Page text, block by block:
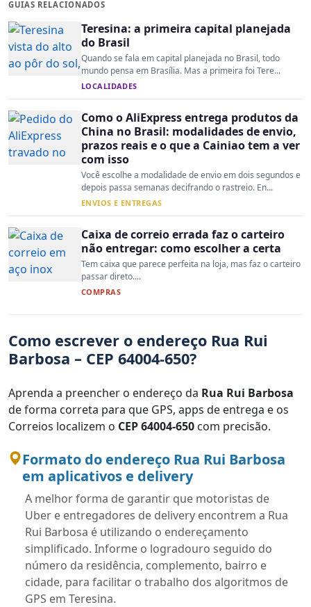
GUIAS RELACIONADOS
Teresina: a primeira capital planejada
do Brasil
Quando se fala em capital planejada no Brasil, todo
mundo pensa em Brasília. Mas a primeira foi Tere...
LOCALIDADES
Como o AliExpress entrega produtos da
China no Brasil: modalidades de envio,
prazos reais e o que a Cainiao tem a ver
com isso
Você escolhe a modalidade de envio em dois segundos e
depois passa semanas decifrando o rastreio. En...
ENVIOS E ENTREGAS
Caixa de correio errada faz o carteiro
não entregar: como escolher a certa
Tem caixa que parece perfeita na loja, mas faz o carteiro
passar direto....
COMPRAS
Como escrever o endereço Rua Rui
Barbosa – CEP 64004-650?
Aprenda a preencher o endereço da Rua Rui Barbosa
de forma correta para que GPS, apps de entrega e os
Correios localizem o CEP 64004-650 com precisão.
Formato do endereço Rua Rui Barbosa
em aplicativos e delivery
A melhor forma de garantir que motoristas de
Uber e entregadores de delivery encontrem a Rua
Rui Barbosa é utilizando o endereçamento
simplificado. Informe o logradouro seguido do
número da residência, complemento, bairro e
cidade, para facilitar o trabalho dos algoritmos de
GPS em Teresina.